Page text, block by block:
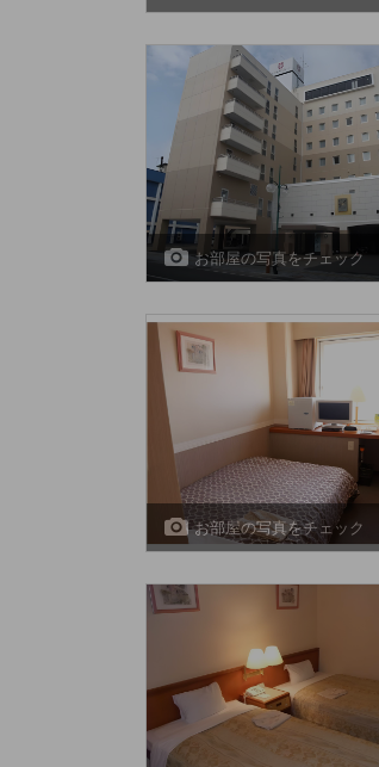
お部屋の写真をチェック
お部屋の写真をチェック